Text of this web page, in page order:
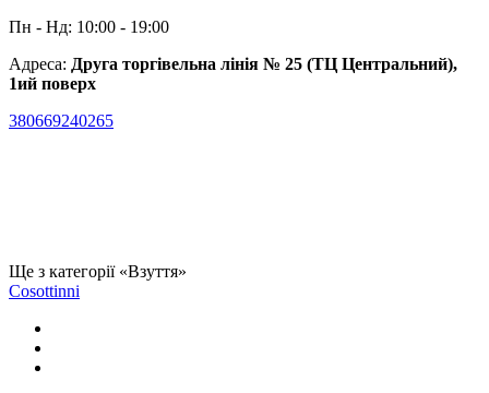
Пн - Нд: 10:00 - 19:00
Адреса: Друга торгівельна лінія № 25 (ТЦ Центральний),
1ий поверх
380669240265
Ще з категорії «Взуття»
Cosottinni